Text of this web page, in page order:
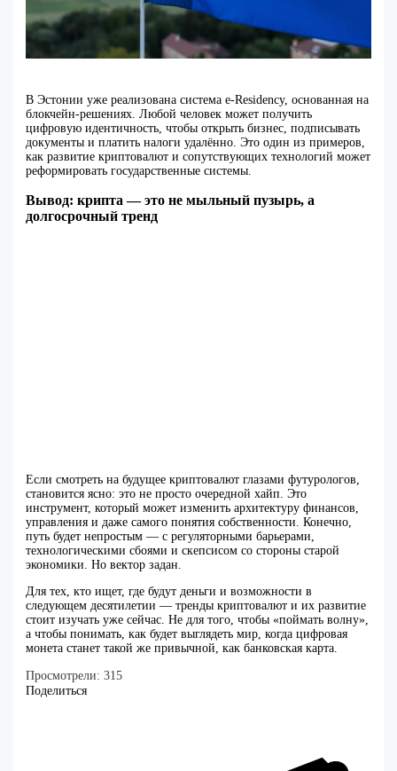
В Эстонии уже реализована система e-Residency, основанная на
блокчейн-решениях. Любой человек может получить
цифровую идентичность, чтобы открыть бизнес, подписывать
документы и платить налоги удалённо. Это один из примеров,
как развитие криптовалют и сопутствующих технологий может
реформировать государственные системы.
Вывод: крипта — это не мыльный пузырь, а
долгосрочный тренд
Если смотреть на будущее криптовалют глазами футурологов,
становится ясно: это не просто очередной хайп. Это
инструмент, который может изменить архитектуру финансов,
управления и даже самого понятия собственности. Конечно,
путь будет непростым — с регуляторными барьерами,
технологическими сбоями и скепсисом со стороны старой
экономики. Но вектор задан.
Для тех, кто ищет, где будут деньги и возможности в
следующем десятилетии — тренды криптовалют и их развитие
стоит изучать уже сейчас. Не для того, чтобы «поймать волну»,
а чтобы понимать, как будет выглядеть мир, когда цифровая
монета станет такой же привычной, как банковская карта.
Просмотрели: 315
Поделиться